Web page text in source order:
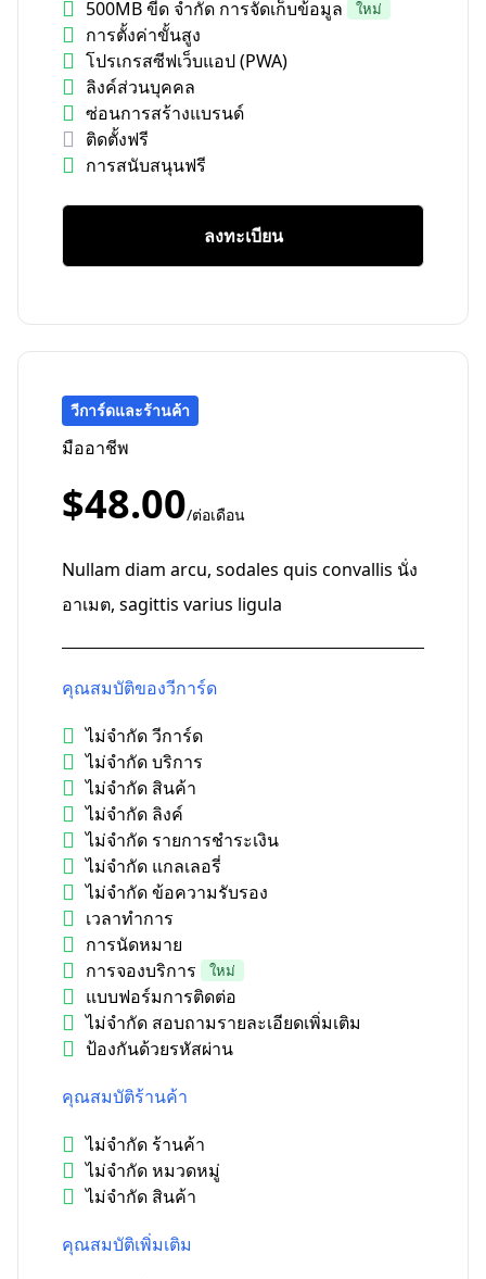
500MB ขีด จำกัด การจัดเก็บข้อมูล ใหม่
การตั้งค่าขั้นสูง
โปรเกรสซีฟเว็บแอป (PWA)
ลิงค์ส่วนบุคคล
ซ่อนการสร้างแบรนด์
ติดตั้งฟรี
การสนับสนุนฟรี
ลงทะเบียน
วีการ์ดและร้านค้า
มืออาชีพ
$48.00/ต่อเดือน
Nullam diam arcu, sodales quis convallis นั่ง
อาเมต, sagittis varius ligula
คุณสมบัติของวีการ์ด
ไม่จำกัด วีการ์ด
ไม่จำกัด บริการ
ไม่จำกัด สินค้า
ไม่จำกัด ลิงค์
ไม่จำกัด รายการชำระเงิน
ไม่จำกัด แกลเลอรี่
ไม่จำกัด ข้อความรับรอง
เวลาทำการ
การนัดหมาย
การจองบริการ
ใหม่
แบบฟอร์มการติดต่อ
ไม่จำกัด สอบถามรายละเอียดเพิ่มเติม
ป้องกันด้วยรหัสผ่าน
คุณสมบัติร้านค้า
ไม่จำกัด ร้านค้า
ไม่จำกัด หมวดหมู่
ไม่จำกัด สินค้า
คุณสมบัติเพิ่มเติม